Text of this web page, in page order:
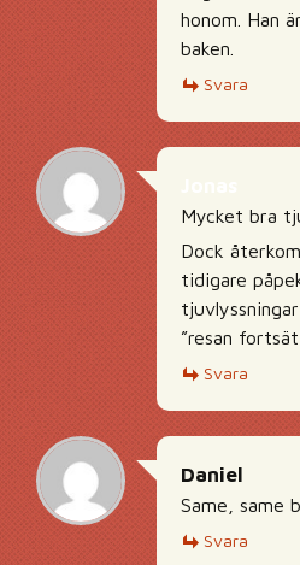
honom. Han
baken.
Svara
Mycket bra
Dock
tidigare
”resan
Svara
Daniel
Same, same
Svara